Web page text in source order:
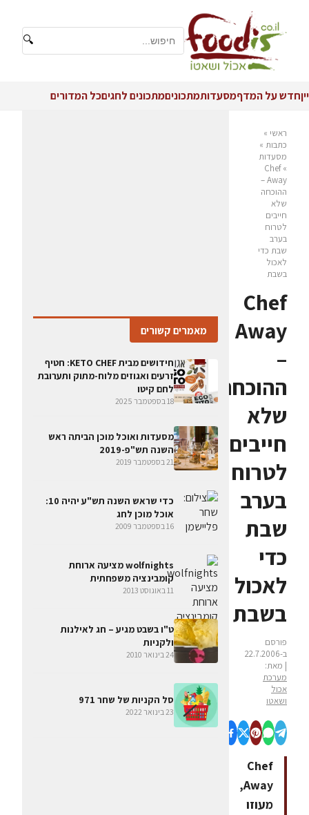
🔍
ייןחדש על המדףמסעדותמתכוניםמתכונים לחגיםכל המדורים
ראשי »
כתבות »
מסעדות
»
Chef
Away –
ההוכחה
שלא
חייבים
לטרוח
בערב
שבת כדי
לאכול
בשבת
Chef
Away
–
ההוכחה
שלא
חייבים
לטרוח
בערב
שבת
כדי
לאכול
בשבת
פורסם
ב-22.7.2006
| מאת:
מערכת
אכול
ושאטו
Chef
Away,
מעוזו
מאמרים קשורים
חידושים מבית KETO CHEF: חטיף
זרעים ואגוזים מלוח-מתוק ותערובת
לחם קיטו
18 בספטמבר 2025
מסעדות ואוכל מוכן הביתה ראש
השנה תש"פ-2019
21 בספטמבר 2019
כדי שראש השנה תש"ע יהיה 10:
אוכל מוכן לחג
16 בספטמבר 2009
wolfnights מציעה ארוחת
קומבינציה משפחתית
11 באוגוסט 2013
ט"ו בשבט מגיע – חג לאילנות
ולקניות
24 בינואר 2010
סל הקניות של שחר 971
23 בינואר 2022